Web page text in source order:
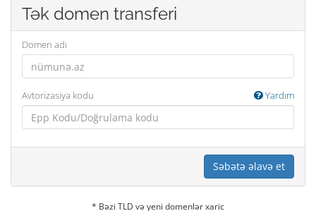
Tək domen transferi
Domen adı
Avtorizasiya kodu Yardım
Səbətə əlavə et
* Bəzi TLD və yeni domenlər xaric